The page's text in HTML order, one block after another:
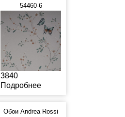
54460-6
3840
Подробнее
Обои Andrea Rossi